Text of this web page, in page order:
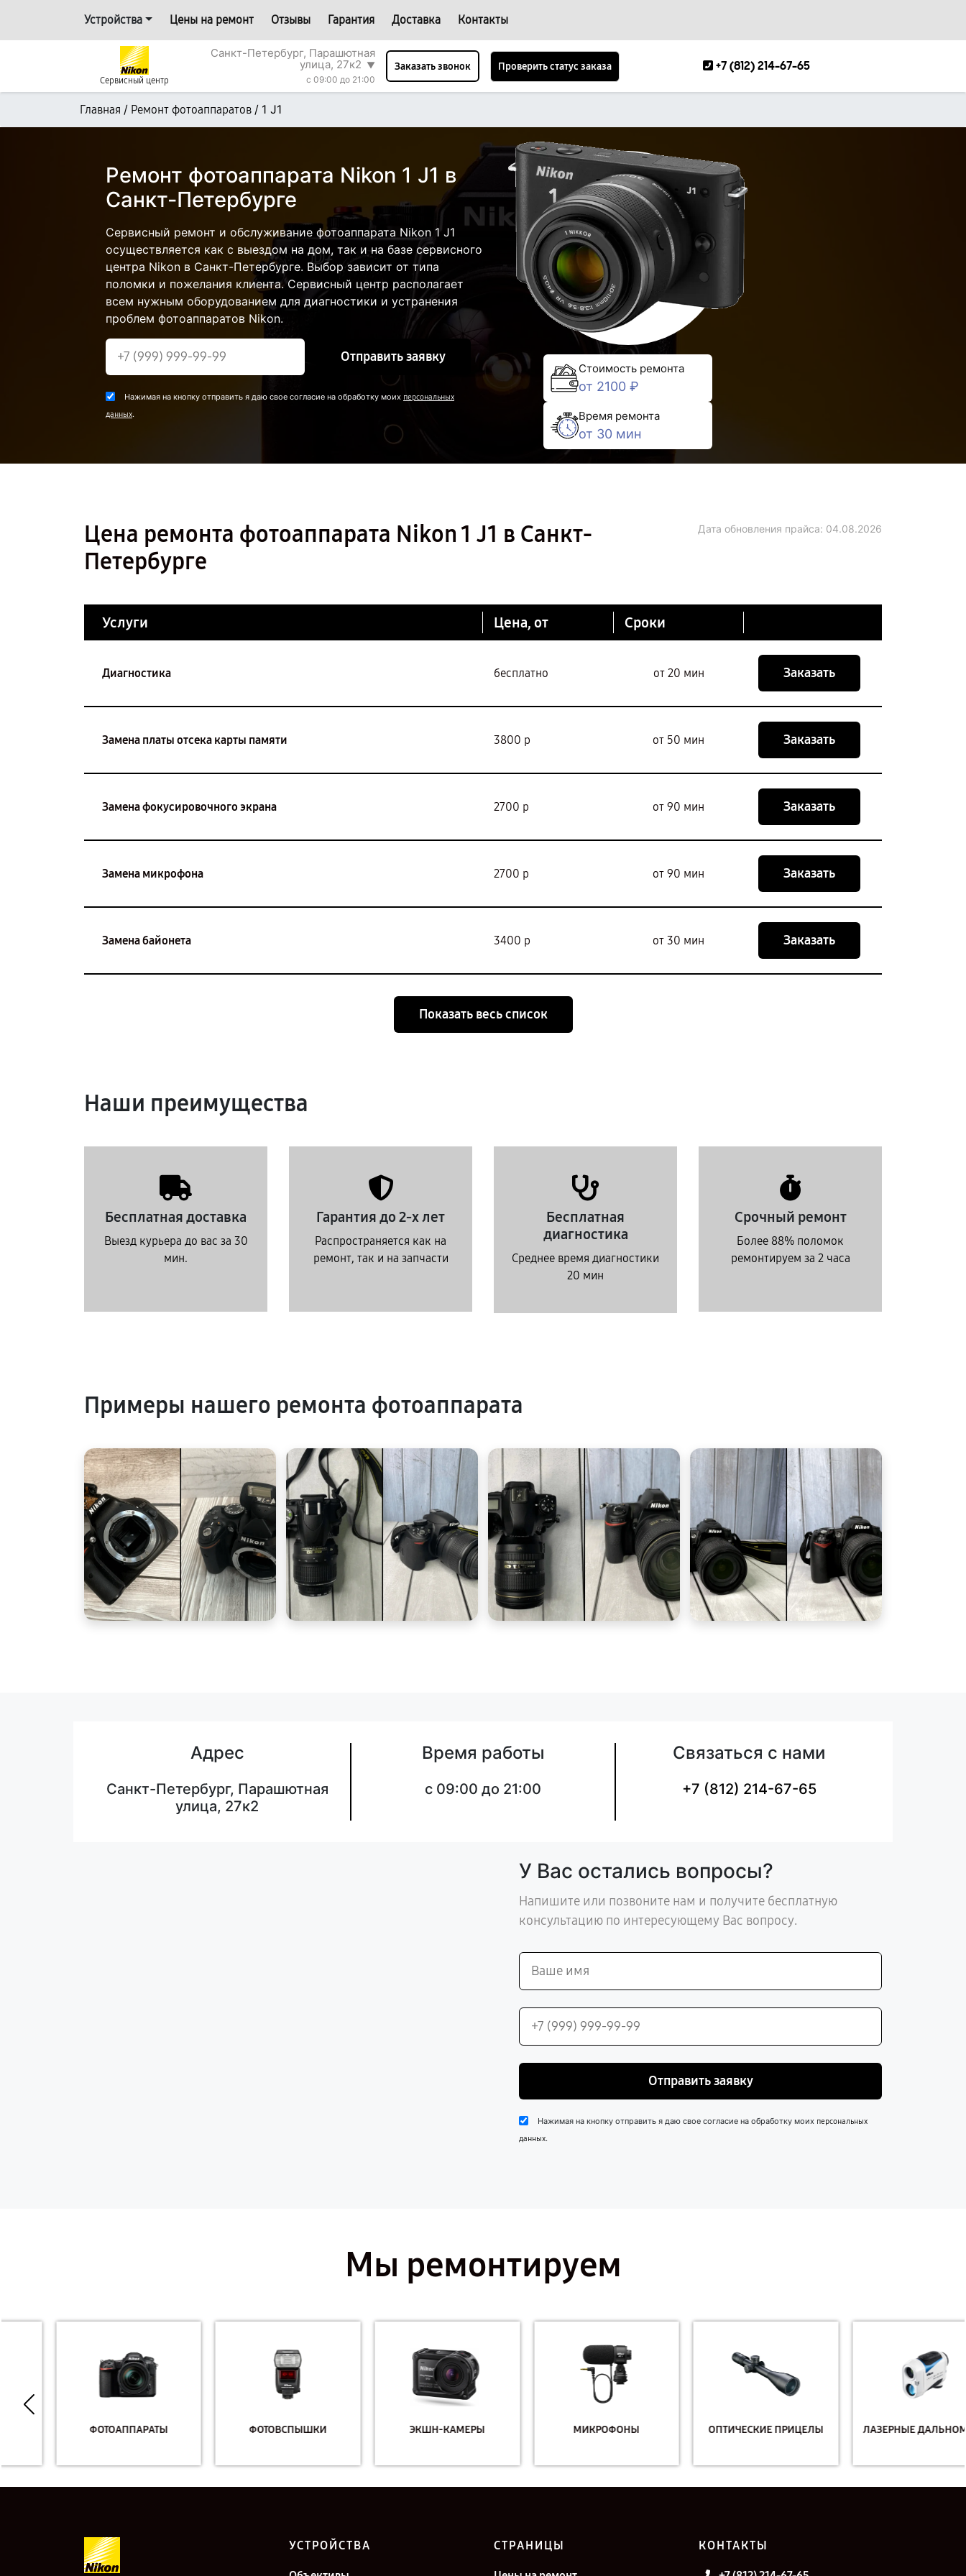
Устройства Цены на ремонт Отзывы Гарантия Доставка Контакты
Сервисный центр
Санкт-Петербург, Парашютная
улица, 27к2 ▼
c 09:00 до 21:00
Заказать звонок Проверить статус заказа +7 (812) 214-67-65
Главная / Ремонт фотоаппаратов / 1 J1
Ремонт фотоаппарата Nikon 1 J1 в
Санкт-Петербурге
Сервисный ремонт и обслуживание фотоаппарата Nikon 1 J1
осуществляется как с выездом на дом, так и на базе сервисного
центра Nikon в Санкт-Петербурге. Выбор зависит от типа
поломки и пожелания клиента. Сервисный центр располагает
всем нужным оборудованием для диагностики и устранения
проблем фотоаппаратов Nikon.
Отправить заявку
Нажимая на кнопку отправить я даю свое согласие на обработку моих персональных
данных.
Стоимость ремонта
от 2100 ₽
Время ремонта
от 30 мин
Цена ремонта фотоаппарата Nikon 1 J1 в Санкт-
Петербурге
Дата обновления прайса: 04.08.2026
Услуги Цена, от Сроки
Диагностика бесплатно от 20 мин Заказать
Замена платы отсека карты памяти 3800 р от 50 мин Заказать
Замена фокусировочного экрана 2700 р от 90 мин Заказать
Замена микрофона 2700 р от 90 мин Заказать
Замена байонета 3400 р от 30 мин Заказать
Показать весь список
Наши преимущества
Бесплатная доставка
Выезд курьера до вас за 30
мин.
Гарантия до 2-х лет
Распространяется как на
ремонт, так и на запчасти
Бесплатная
диагностика
Среднее время диагностики
20 мин
Срочный ремонт
Более 88% поломок
ремонтируем за 2 часа
Примеры нашего ремонта фотоаппарата
Адрес
Санкт-Петербург, Парашютная
улица, 27к2
Время работы
c 09:00 до 21:00
Связаться с нами
+7 (812) 214-67-65
У Вас остались вопросы?
Напишите или позвоните нам и получите бесплатную
консультацию по интересующему Вас вопросу.
Отправить заявку
Нажимая на кнопку отправить я даю свое согласие на обработку моих персональных
данных.
Мы ремонтируем
ФОТОАППАРАТЫ ФОТОВСПЫШКИ ЭКШН-КАМЕРЫ МИКРОФОНЫ ОПТИЧЕСКИЕ ПРИЦЕЛЫ ЛАЗЕРНЫЕ ДАЛЬНОМЕРЫ
УСТРОЙСТВА СТРАНИЦЫ КОНТАКТЫ